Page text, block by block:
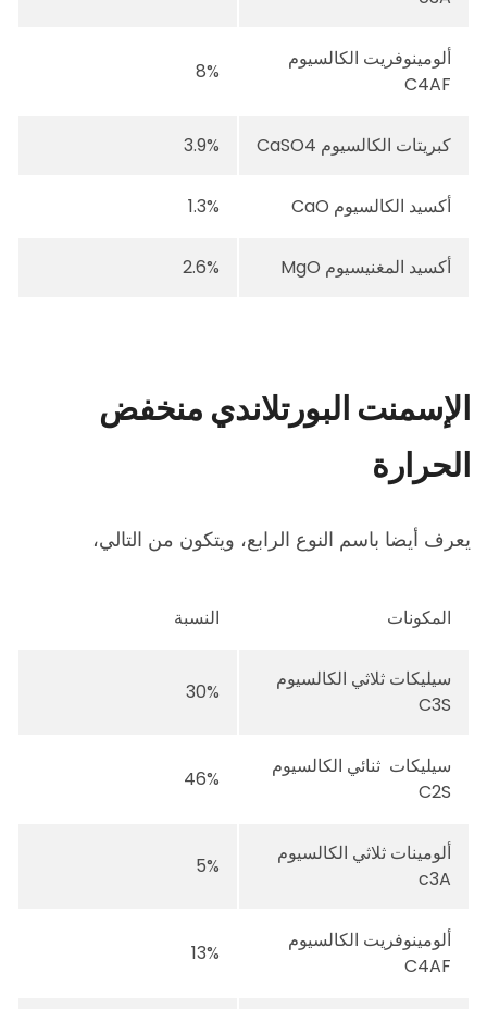
ألومينوفريت الكالسيوم
C4AF
8%
كبريتات الكالسيوم CaSO4 3.9%
أكسيد الكالسيوم CaO 1.3%
أكسيد المغنيسيوم MgO 2.6%
الإسمنت البورتلاندي منخفض
الحرارة
يعرف أيضا باسم النوع الرابع، ويتكون من التالي،
المكونات النسبة
سيليكات ثلاثي الكالسيوم
C3S
30%
سيليكات ثنائي الكالسيوم
C2S
46%
ألومينات ثلاثي الكالسيوم
c3A
5%
ألومينوفريت الكالسيوم
C4AF
13%